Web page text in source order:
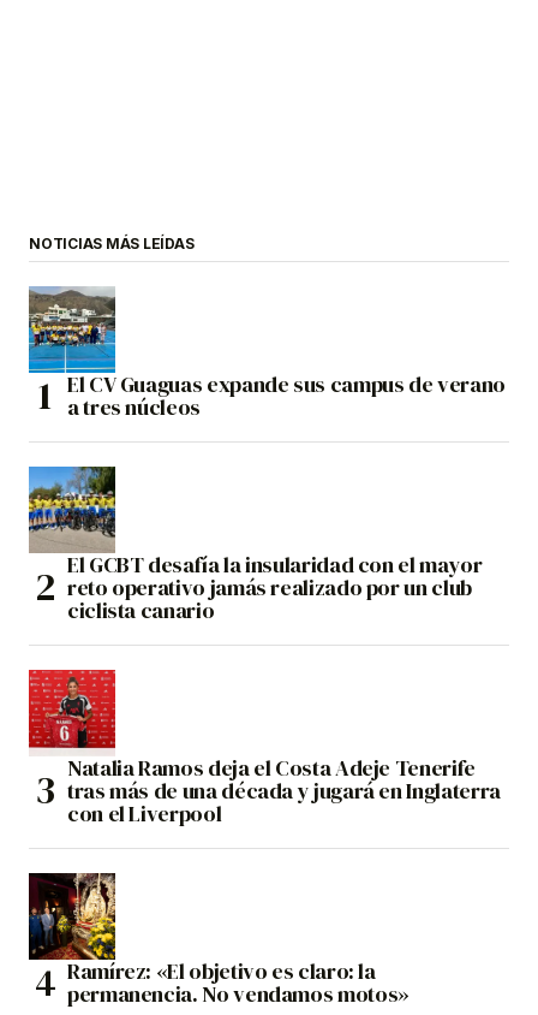
NOTICIAS MÁS LEÍDAS
El CV Guaguas expande sus campus de verano
a tres núcleos
El GCBT desafía la insularidad con el mayor
reto operativo jamás realizado por un club
ciclista canario
Natalia Ramos deja el Costa Adeje Tenerife
tras más de una década y jugará en Inglaterra
con el Liverpool
Ramírez: «El objetivo es claro: la
permanencia. No vendamos motos»